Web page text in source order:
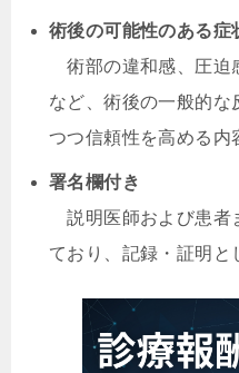
術後の可能性のある症
術部の違和感、圧迫
など、術後の一般的な
つつ信頼性を高める内
署名欄付き
説明医師および患者
ており、記録・証明と